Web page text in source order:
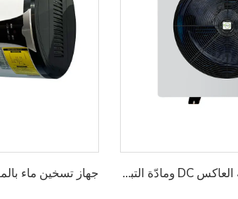
مضخة حرارة تسخين ماء بتقنية العاكس DC ومادّة التبريد R32 من Micoe